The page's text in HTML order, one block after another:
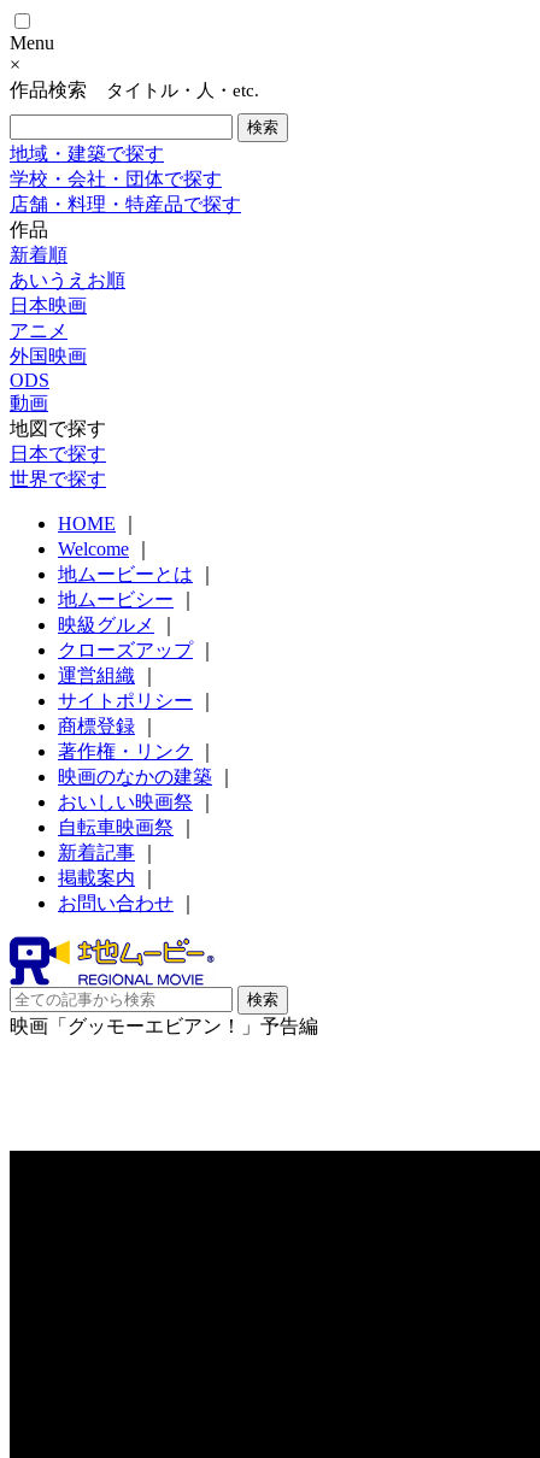
Menu
×
作品検索
タイトル・人・etc.
地域・建築で探す
学校・会社・団体で探す
店舗・料理・特産品で探す
作品
新着順
あいうえお順
日本映画
アニメ
外国映画
ODS
動画
地図で探す
日本で探す
世界で探す
HOME
Welcome
地ムービーとは
地ムービシー
映級グルメ
クローズアップ｜
運営組織
サイトポリシー
商標登録
著作権・リンク
映画のなかの建築
おいしい映画祭
自転車映画祭
新着記事
掲載案内
お問い合わせ
映画「グッモーエビアン！」予告編